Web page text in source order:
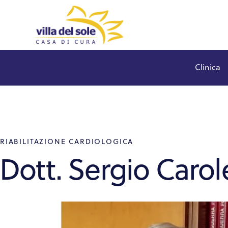
Clinica
RIABILITAZIONE CARDIOLOGICA
Dott. Sergio